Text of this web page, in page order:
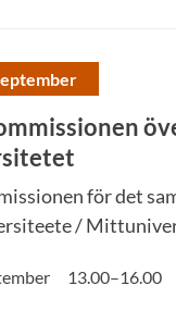
för det
/
13.00–16.00